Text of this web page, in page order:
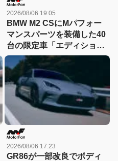
2026/08/06 19:05
BMW M2 CSにMパフォー
マンスパーツを装備した40
台の限定車「エディショ
ン・エッジ」が登場！
2026/08/06 17:23
GR86が一部改良でボディ